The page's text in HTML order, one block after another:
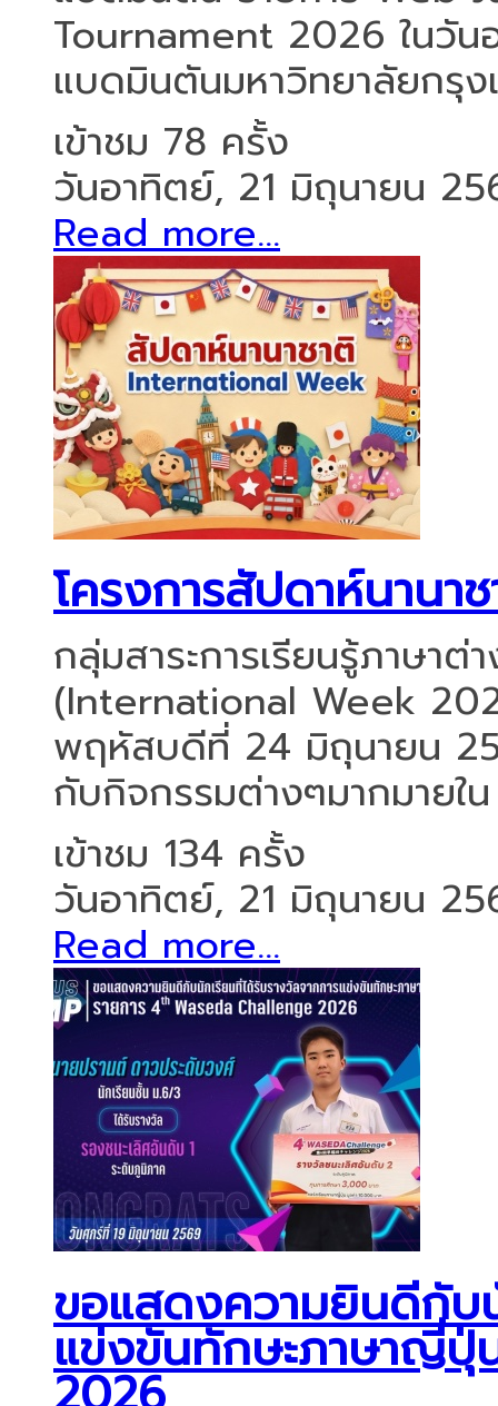
Tournament 2026 ในวั
แบดมินตันมหาวิทยาลัยกรุ
เข้าชม 78 ครั้ง
วันอาทิตย์, 21 มิถุนายน
Read more...
โครงการสัปดาห์นาน
กลุ่มสาระการเรียนรู้ภาษาต่
(International Week
พฤหัสบดีที่ 24 มิถุนายน
กับกิจกรรมต่างๆมากมายใน
เข้าชม 134 ครั้ง
วันอาทิตย์, 21 มิถุนายน
Read more...
ขอแสดงความยินดีกับ
แข่งขันทักษะภาษาญี่